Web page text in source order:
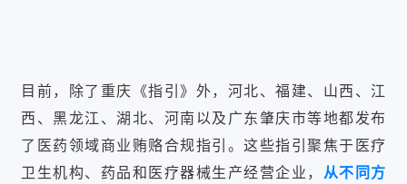
目前，除了重庆《指引》外，河北、福建、山西、江
西、黑龙江、湖北、河南以及广东肇庆市等地都发布
了医药领域商业贿赂合规指引。这些指引聚焦于医疗
卫生机构、药品和医疗器械生产经营企业， 从不同方